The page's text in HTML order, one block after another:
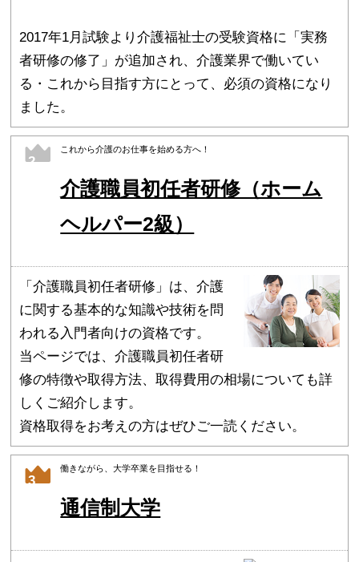
2017年1月試験より介護福祉士の受験資格に「実務
者研修の修了」が追加され、介護業界で働いてい
る・これから目指す方にとって、必須の資格になり
ました。
2
これから介護のお仕事を始める方へ！
介護職員初任者研修（ホーム
ヘルパー2級）
「介護職員初任者研修」は、介護
に関する基本的な知識や技術を問
われる入門者向けの資格です。
当ページでは、介護職員初任者研
修の特徴や取得方法、取得費用の相場についても詳
しくご紹介します。
資格取得をお考えの方はぜひご一読ください。
3
働きながら、大学卒業を目指せる！
通信制大学